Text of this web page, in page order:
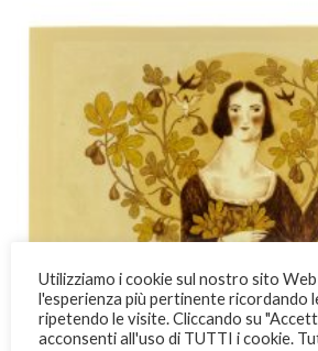
Utilizziamo i cookie sul nostro sito
l'esperienza più pertinente ricordando
ripetendo le visite. Cliccando su
acconsenti all'uso di TUTTI i cookie.